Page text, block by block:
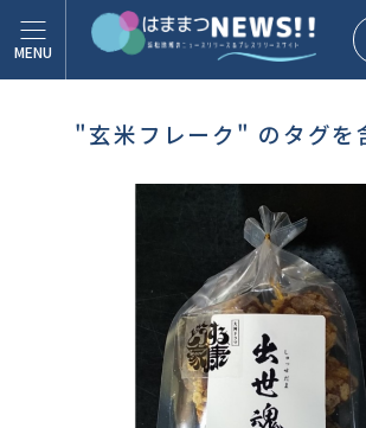
"玄米フレーク" のタグを